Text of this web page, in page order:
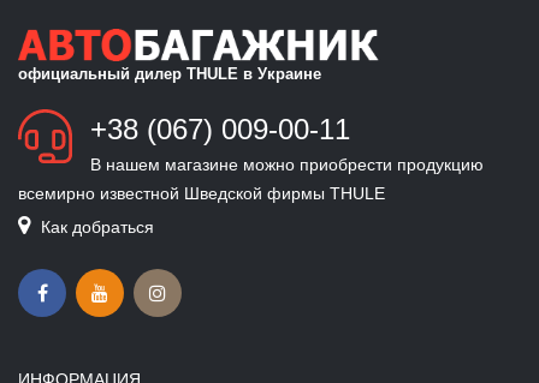
официальный дилер THULE в Украине
+38 (067) 009-00-11
В нашем магазине можно приобрести продукцию
всемирно известной Шведской фирмы THULE
Как добраться